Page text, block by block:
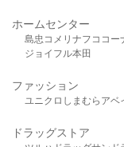
ホームセンター
島忠 コメリ ナフコ コー
ジョイフル本田
ファッション
ユニクロ しまむら アベ
ドラッグストア